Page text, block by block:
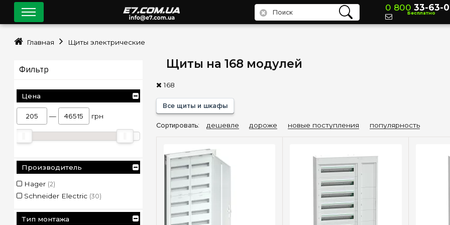
Щиты на 168 модулей
168
Все щиты и шкафы
Сортировать: дешевле дороже новые поступления популярность
Фильтр
Цена
— грн
Производитель
Hager (2)
Schneider Electric (30)
Тип монтажа
0 800 33-63-
Бесплатно
Главная Щиты электрические